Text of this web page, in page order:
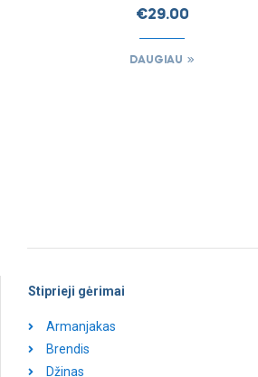
€29.00
DAUGIAU
Stiprieji gėrimai
Armanjakas
Brendis
Džinas